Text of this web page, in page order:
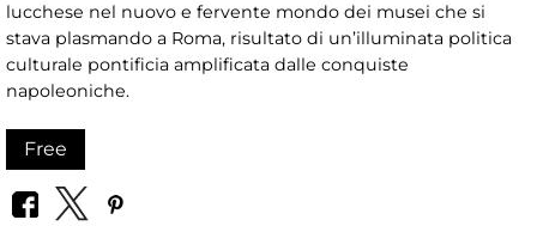
lucchese nel nuovo e fervente mondo dei musei che si
stava plasmando a Roma, risultato di un’illuminata politica
culturale pontificia amplificata dalle conquiste
napoleoniche.
Free